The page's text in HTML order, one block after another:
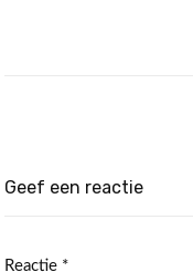
Geef een reactie
Reactie *